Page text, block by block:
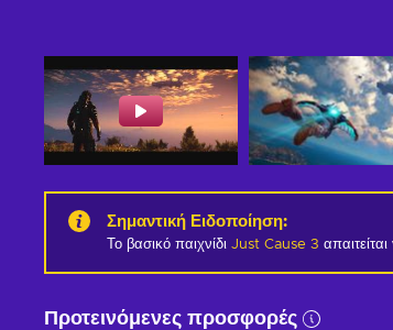
Σημαντική Ειδοποίηση:
Το βασικό παιχνίδι Just Cause 3
Προτεινόμενες προσφορές